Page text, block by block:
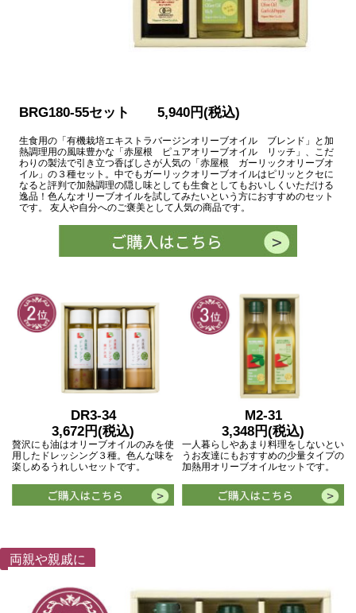
BRG180-55セット 5,940円(税込)
生食用の「有機栽培エキストラバージンオリーブオイル ブレンド」と加
熱調理用の風味豊かな「赤屋根 ピュアオリーブオイル リッチ」、こだ
わりの製法で引き立つ香ばしさが人気の「赤屋根 ガーリックオリーブオ
イル」の３種セット。中でもガーリックオリーブオイルはピリッとクセに
なると評判で加熱調理の隠し味としても生食としてもおいしくいただける
逸品！色んなオリーブオイルを試してみたいという方におすすめのセット
です。 友人や自分へのご褒美として人気の商品です。
DR3-34
3,672円(税込)
贅沢にも油はオリーブオイルのみを使
用したドレッシング３種。色んな味を
楽しめるうれしいセットです。
M2-31
3,348円(税込)
一人暮らしやあまり料理をしないとい
うお友達にもおすすめの少量タイプの
加熱用オリーブオイルセットです。
両親や親戚に